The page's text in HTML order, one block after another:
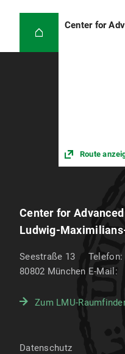
Center for
Route
Center for
Ludwig-
Seestraße 13
80802 München
Telefon:
E-Mail:
Zum LMU-
Datenschutz